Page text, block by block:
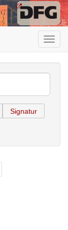
Signatur